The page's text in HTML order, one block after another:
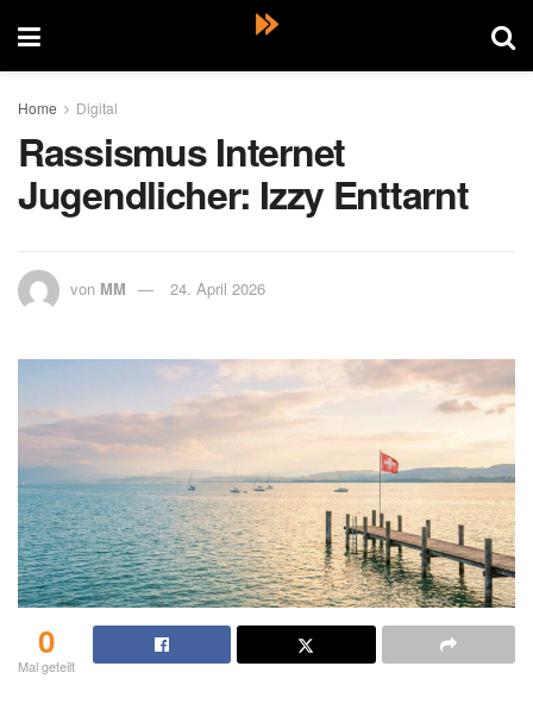
Home Digital
Rassismus Internet
Jugendlicher: Izzy Enttarnt
von MM 24. April 2026
0
Mal geteilt